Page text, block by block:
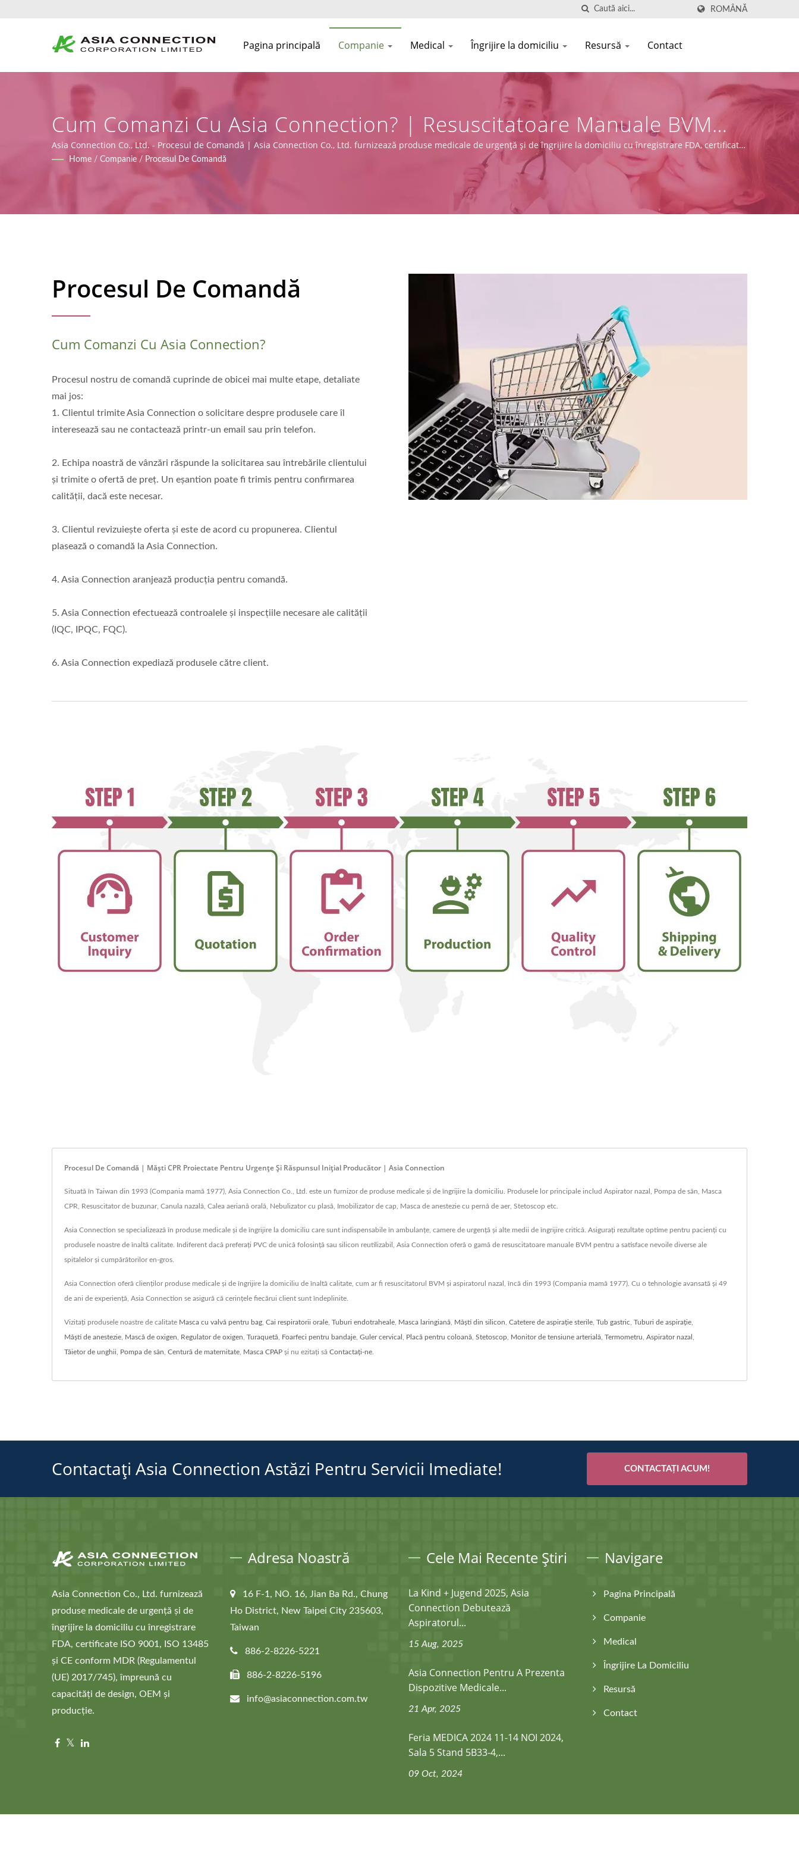
ROMÂNĂ
Pagina principală Companie Medical Îngrijire la domiciliu Resursă Contact
Cum Comanzi Cu Asia Connection? | Resuscitatoare Manuale BVM
Pentru Unități De Îngrijire Critică | Asia Connection
Asia Connection Co., Ltd. - Procesul de Comandă | Asia Connection Co., Ltd. furnizează produse medicale de urgență și de îngrijire la domiciliu cu înregistrare FDA, certificate
ISO 9001, ISO 13485 și CE conform MDR (Regulamentul (UE) 2017/745), împreună cu capacități de design, OEM și producție.
Home / Companie / Procesul De Comandă
Procesul De Comandă
Cum Comanzi Cu Asia Connection?
Procesul nostru de comandă cuprinde de obicei mai multe etape, detaliate
mai jos:
1. Clientul trimite Asia Connection o solicitare despre produsele care îl
interesează sau ne contactează printr-un email sau prin telefon.
2. Echipa noastră de vânzări răspunde la solicitarea sau întrebările clientului
și trimite o ofertă de preț. Un eșantion poate fi trimis pentru confirmarea
calității, dacă este necesar.
3. Clientul revizuiește oferta și este de acord cu propunerea. Clientul
plasează o comandă la Asia Connection.
4. Asia Connection aranjează producția pentru comandă.
5. Asia Connection efectuează controalele și inspecțiile necesare ale calității
(IQC, IPQC, FQC).
6. Asia Connection expediază produsele către client.
Procesul De Comandă | Măști CPR Proiectate Pentru Urgențe Și Răspunsul Inițial Producător | Asia Connection
Situată în Taiwan din 1993 (Compania mamă 1977), Asia Connection Co., Ltd. este un furnizor de produse medicale și de îngrijire la domiciliu. Produsele lor principale includ Aspirator nazal, Pompa de sân, Masca
CPR, Resuscitator de buzunar, Canula nazală, Calea aeriană orală, Nebulizator cu plasă, Imobilizator de cap, Masca de anestezie cu pernă de aer, Stetoscop etc.
Asia Connection se specializează în produse medicale și de îngrijire la domiciliu care sunt indispensabile în ambulanțe, camere de urgență și alte medii de îngrijire critică. Asigurați rezultate optime pentru pacienți cu
produsele noastre de înaltă calitate. Indiferent dacă preferați PVC de unică folosință sau silicon reutilizabil, Asia Connection oferă o gamă de resuscitatoare manuale BVM pentru a satisface nevoile diverse ale
spitalelor și cumpărătorilor en-gros.
Asia Connection oferă clienților produse medicale și de îngrijire la domiciliu de înaltă calitate, cum ar fi resuscitatorul BVM și aspiratorul nazal, încă din 1993 (Compania mamă 1977). Cu o tehnologie avansată și 49
de ani de experiență, Asia Connection se asigură că cerințele fiecărui client sunt îndeplinite.
Vizitați produsele noastre de calitate Masca cu valvă pentru bag Cai respiratorii orale Tuburi endotraheale Masca laringiană Măști din silicon Catetere de aspirație sterile Tub gastric Tuburi de aspirație
Măști de anestezie Mască de oxigen Regulator de oxigen Turaquetă Foarfeci pentru bandaje Guler cervical Placă pentru coloană Stetoscop Monitor de tensiune arterială Termometru Aspirator nazal
Tăietor de unghii Pompa de sân Centură de maternitate Masca CPAP și nu ezitați să Contactați-ne
Contactați Asia Connection Astăzi Pentru Servicii Imediate! CONTACTAȚI ACUM!
Asia Connection Co., Ltd. furnizează
produse medicale de urgență și de
îngrijire la domiciliu cu înregistrare
FDA, certificate ISO 9001, ISO 13485
și CE conform MDR (Regulamentul
(UE) 2017/745), împreună cu
capacități de design, OEM și
producție.
Adresa Noastră
16 F-1, NO. 16, Jian Ba Rd., Chung
Ho District, New Taipei City 235603,
Taiwan
886-2-8226-5221
886-2-8226-5196
info@asiaconnection.com.tw
Cele Mai Recente Știri
La Kind + Jugend 2025, Asia
Connection Debutează
Aspiratorul...
15 Aug, 2025
Asia Connection Pentru A Prezenta
Dispozitive Medicale...
21 Apr, 2025
Feria MEDICA 2024 11-14 NOI 2024,
Sala 5 Stand 5B33-4,...
09 Oct, 2024
Navigare
Pagina Principală
Companie
Medical
Îngrijire La Domiciliu
Resursă
Contact